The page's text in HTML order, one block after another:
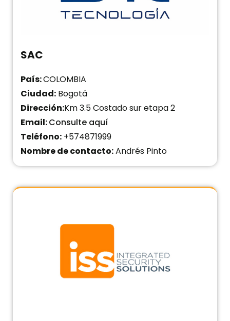
SAC
País:COLOMBIA
Ciudad: Bogotá
Dirección:Km 3.5 Costado sur etapa 2
Email:Consulte aquí
Teléfono: +574871999
Nombre de contacto:Andrés Pinto